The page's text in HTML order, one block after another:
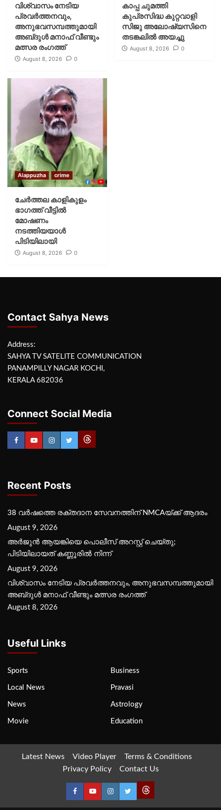
വിശ്വാസം നേടിയ
പ്രവർത്തനവും,
അനുഭവസമ്പത്തുമായി
അബ്‌ദുൾ മനാഫ് വീണ്ടും
മത്സര രംഗത്ത്
August 8, 2026 0
കാപ്പ ചുമത്തി
കുപ്രസിദ്ധ കുറ്റവാളി
സിജു അലോഷ്യസിനെ
തടങ്കലിൽ അയച്ചു
August 8, 2026 0
Alappuzha crime
ചേർത്തല കാളികുളം
ഭാഗത്ത് വീട്ടിൽ
മോഷണം
നടത്തിയയാൾ
പിടിയിലായി
August 8, 2026 0
Contact Sahya News
Address:
SAHYA TV SATELITE COMMUNICATION
PANAMPILLY NAGAR KOCHI,
KERALA 682036
Connect Social Media
Recent Posts
38 വർഷത്തെ രക്തദാന സേവനത്തിന് NMCAയ്ക്ക് ആദരം
August 9, 2026
അർജുൻ ആയങ്കിയെ പൊലീസ് അറസ്റ്റ് ചെയ്‌തു;
പിടിയിലായത് കണ്ണൂരിൽ നിന്ന്
August 9, 2026
വിശ്വാസം നേടിയ പ്രവർത്തനവും, അനുഭവസമ്പത്തുമായി
അബ്‌ദുൾ മനാഫ് വീണ്ടും മത്സര രംഗത്ത്
August 8, 2026
Useful Links
Sports Business
Local News Pravasi
News Astrology
Movie Education
Latest News Video Player
Terms & Conditions
Privacy Policy
Contact Us